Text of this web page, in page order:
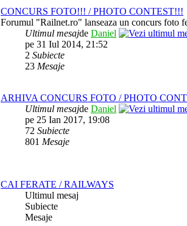
CONCURS FOTO!!! / PHOTO CONTEST!!!
Forumul "Railnet.ro" lanseaza un concurs foto
Ultimul mesajde Daniel
pe 31 Iul 2014, 21:52
2 Subiecte
23 Mesaje
ARHIVA CONCURS FOTO / PHOTO
Ultimul mesajde Daniel
pe 25 Ian 2017, 19:08
72 Subiecte
801 Mesaje
CAI FERATE / RAILWAYS
Ultimul mesaj
Subiecte
Mesaje